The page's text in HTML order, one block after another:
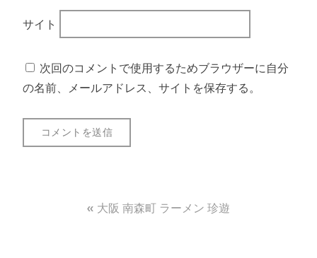
サイト
次回のコメントで使用するためブラウザーに自分
の名前、メールアドレス、サイトを保存する。
大阪 南森町 ラーメン 珍遊